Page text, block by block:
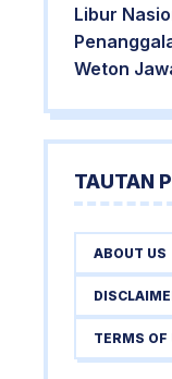
Libur
Weton
TAUTAN
ABOUT US
TERMS OF